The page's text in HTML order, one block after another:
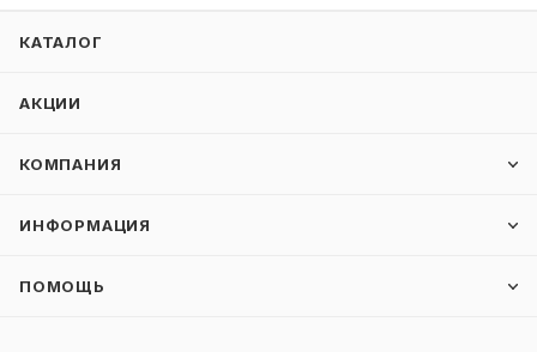
КАТАЛОГ
АКЦИИ
КОМПАНИЯ
ИНФОРМАЦИЯ
ПОМОЩЬ